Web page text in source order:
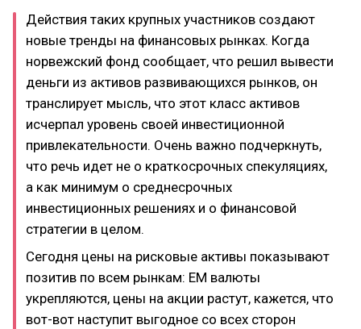
Действия таких крупных участников создают
новые тренды на финансовых рынках. Когда
норвежский фонд сообщает, что решил вывести
деньги из активов развивающихся рынков, он
транслирует мысль, что этот класс активов
исчерпал уровень своей инвестиционной
привлекательности. Очень важно подчеркнуть,
что речь идет не о краткосрочных спекуляциях,
а как минимум о среднесрочных
инвестиционных решениях и о финансовой
стратегии в целом.
Сегодня цены на рисковые активы показывают
позитив по всем рынкам: EM валюты
укрепляются, цены на акции растут, кажется, что
вот-вот наступит выгодное со всех сторон